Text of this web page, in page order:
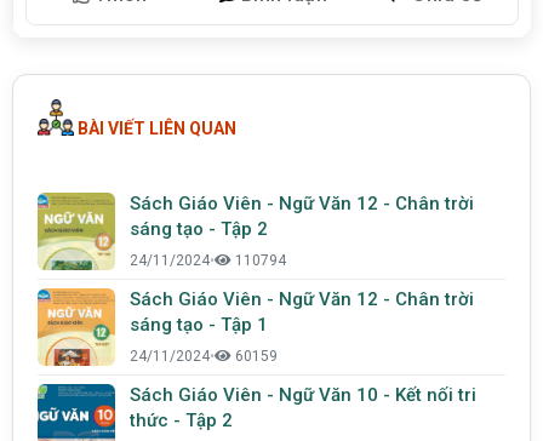
BÀI VIẾT LIÊN QUAN
Sách Giáo Viên - Ngữ Văn 12 - Chân trời
sáng tạo - Tập 2
24/11/2024• 110794
Sách Giáo Viên - Ngữ Văn 12 - Chân trời
sáng tạo - Tập 1
24/11/2024• 60159
Sách Giáo Viên - Ngữ Văn 10 - Kết nối tri
thức - Tập 2